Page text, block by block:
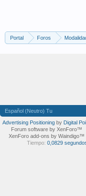
Portal Foros
Español (Neutro) Tu
Advertising Positioning by Digital
Forum software by XenForo™
XenForo add-ons by Waindigo™
Tiempo: 0,0829